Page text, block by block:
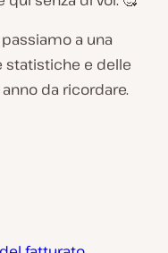
a una
statistiche e delle
da ricordare.